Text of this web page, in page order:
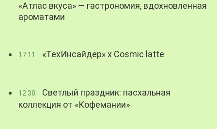
«Атлас вкуса» — гастрономия, вдохновленная
ароматами
17:11 «ТехИнсайдер» х Cosmic latte
12:38
Светлый праздник: пасхальная
коллекция от «Кофемании»